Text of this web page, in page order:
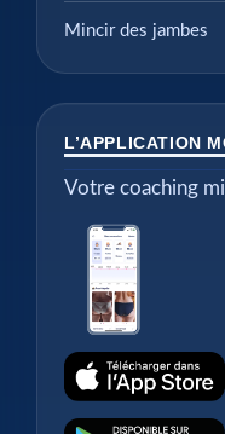
Mincir des jambes
L’APPLICATION
Votre coaching